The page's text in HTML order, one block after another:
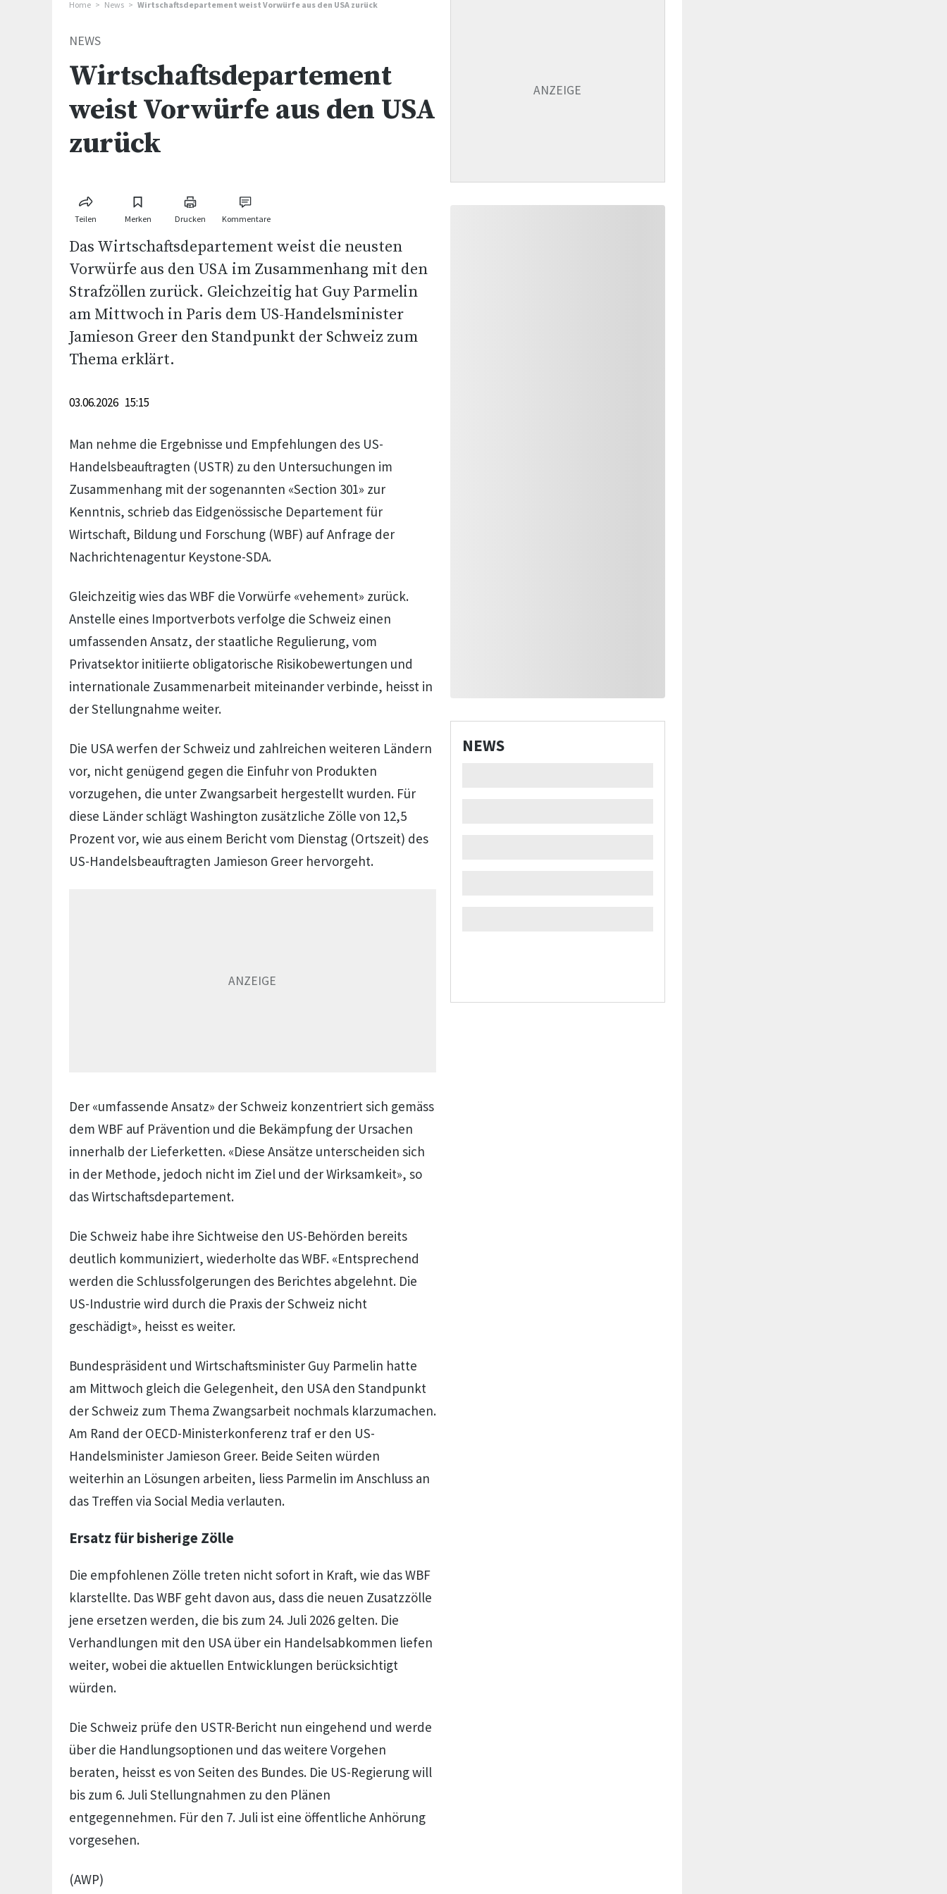
Home News Wirtschaftsdepartement weist Vorwürfe aus den USA zurück
NEWS
Wirtschaftsdepartement
weist Vorwürfe aus den USA
zurück
Teilen Merken Drucken Kommentare
Das Wirtschaftsdepartement weist die neusten
Vorwürfe aus den USA im Zusammenhang mit den
Strafzöllen zurück. Gleichzeitig hat Guy Parmelin
am Mittwoch in Paris dem US-Handelsminister
Jamieson Greer den Standpunkt der Schweiz zum
Thema erklärt.
03.06.2026 15:15
Man nehme die Ergebnisse und Empfehlungen des US-
Handelsbeauftragten (USTR) zu den Untersuchungen im
Zusammenhang mit der sogenannten «Section 301» zur
Kenntnis, schrieb das Eidgenössische Departement für
Wirtschaft, Bildung und Forschung (WBF) auf Anfrage der
Nachrichtenagentur Keystone-SDA.
Gleichzeitig wies das WBF die Vorwürfe «vehement» zurück.
Anstelle eines Importverbots verfolge die Schweiz einen
umfassenden Ansatz, der staatliche Regulierung, vom
Privatsektor initiierte obligatorische Risikobewertungen und
internationale Zusammenarbeit miteinander verbinde, heisst in
der Stellungnahme weiter.
Die USA werfen der Schweiz und zahlreichen weiteren Ländern
vor, nicht genügend gegen die Einfuhr von Produkten
vorzugehen, die unter Zwangsarbeit hergestellt wurden. Für
diese Länder schlägt Washington zusätzliche Zölle von 12,5
Prozent vor, wie aus einem Bericht vom Dienstag (Ortszeit) des
US-Handelsbeauftragten Jamieson Greer hervorgeht.
Der «umfassende Ansatz» der Schweiz konzentriert sich gemäss
dem WBF auf Prävention und die Bekämpfung der Ursachen
innerhalb der Lieferketten. «Diese Ansätze unterscheiden sich
in der Methode, jedoch nicht im Ziel und der Wirksamkeit», so
das Wirtschaftsdepartement.
Die Schweiz habe ihre Sichtweise den US-Behörden bereits
deutlich kommuniziert, wiederholte das WBF. «Entsprechend
werden die Schlussfolgerungen des Berichtes abgelehnt. Die
US-Industrie wird durch die Praxis der Schweiz nicht
geschädigt», heisst es weiter.
Bundespräsident und Wirtschaftsminister Guy Parmelin hatte
am Mittwoch gleich die Gelegenheit, den USA den Standpunkt
der Schweiz zum Thema Zwangsarbeit nochmals klarzumachen.
Am Rand der OECD-Ministerkonferenz traf er den US-
Handelsminister Jamieson Greer. Beide Seiten würden
weiterhin an Lösungen arbeiten, liess Parmelin im Anschluss an
das Treffen via Social Media verlauten.
Ersatz für bisherige Zölle
Die empfohlenen Zölle treten nicht sofort in Kraft, wie das WBF
klarstellte. Das WBF geht davon aus, dass die neuen Zusatzzölle
jene ersetzen werden, die bis zum 24. Juli 2026 gelten. Die
Verhandlungen mit den USA über ein Handelsabkommen liefen
weiter, wobei die aktuellen Entwicklungen berücksichtigt
würden.
Die Schweiz prüfe den USTR-Bericht nun eingehend und werde
über die Handlungsoptionen und das weitere Vorgehen
beraten, heisst es von Seiten des Bundes. Die US-Regierung will
bis zum 6. Juli Stellungnahmen zu den Plänen
entgegennehmen. Für den 7. Juli ist eine öffentliche Anhörung
vorgesehen.
(AWP)
NEWS